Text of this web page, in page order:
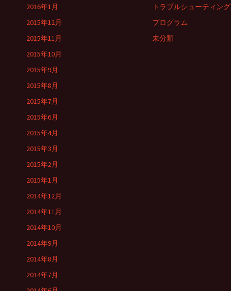
2016年1月
2015年12月
2015年11月
2015年10月
2015年9月
2015年8月
2015年7月
2015年6月
2015年4月
2015年3月
2015年2月
2015年1月
2014年12月
2014年11月
2014年10月
2014年9月
2014年8月
2014年7月
トラブルシューティング
プログラム
未分類